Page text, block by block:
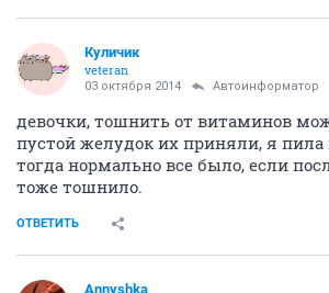
Куличик
veteran
03 октября 2014 Автоинформатор
девочки, тошнить от витаминов
пустой желудок их приняли, я пила
тогда нормально все было, если
тоже тошнило.
ОТВЕТИТЬ
Annyshka